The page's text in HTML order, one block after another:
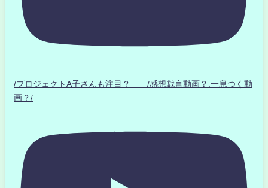
/プロジェクトA子さんも注目？ /感想戯言動画？.一息つく動
画？/